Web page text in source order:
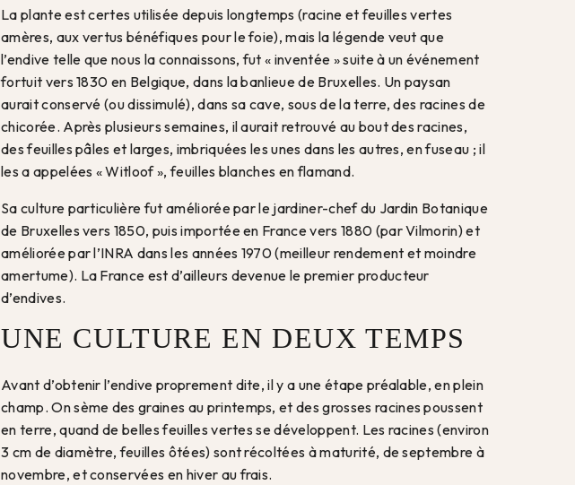
La plante est certes utilisée depuis longtemps (racine et feuilles vertes
amères, aux vertus bénéfiques pour le foie), mais la légende veut que
l’endive telle que nous la connaissons, fut « inventée » suite à un événement
fortuit vers 1830 en Belgique, dans la banlieue de Bruxelles. Un paysan
aurait conservé (ou dissimulé), dans sa cave, sous de la terre, des racines de
chicorée. Après plusieurs semaines, il aurait retrouvé au bout des racines,
des feuilles pâles et larges, imbriquées les unes dans les autres, en fuseau ; il
les a appelées « Witloof », feuilles blanches en flamand.
Sa culture particulière fut améliorée par le jardiner-chef du Jardin Botanique
de Bruxelles vers 1850, puis importée en France vers 1880 (par Vilmorin) et
améliorée par l’INRA dans les années 1970 (meilleur rendement et moindre
amertume). La France est d’ailleurs devenue le premier producteur
d’endives.
UNE CULTURE EN DEUX TEMPS
Avant d’obtenir l’endive proprement dite, il y a une étape préalable, en plein
champ. On sème des graines au printemps, et des grosses racines poussent
en terre, quand de belles feuilles vertes se développent. Les racines (environ
3 cm de diamètre, feuilles ôtées) sont récoltées à maturité, de septembre à
novembre, et conservées en hiver au frais.